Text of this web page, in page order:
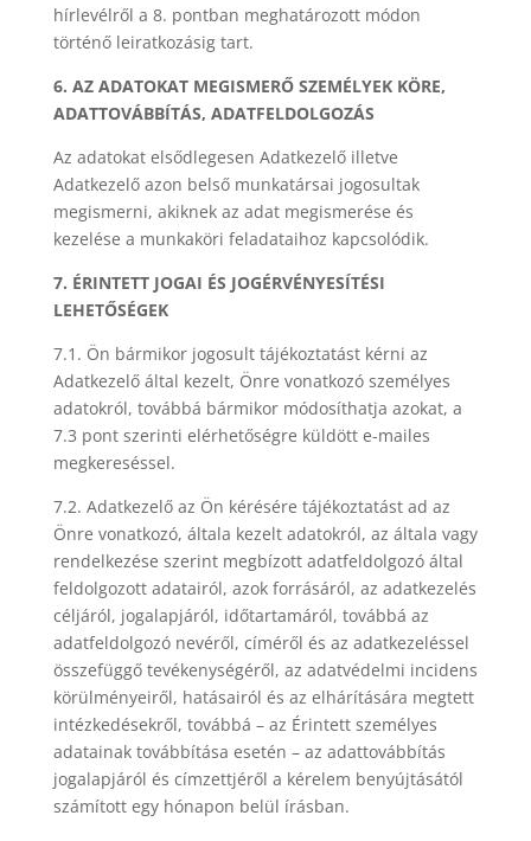
hírlevélről a 8. pontban meghatározott módon
történő leiratkozásig tart.
6. AZ ADATOKAT MEGISMERŐ SZEMÉLYEK KÖRE,
ADATTOVÁBBÍTÁS, ADATFELDOLGOZÁS
Az adatokat elsődlegesen Adatkezelő illetve
Adatkezelő azon belső munkatársai jogosultak
megismerni, akiknek az adat megismerése és
kezelése a munkaköri feladataihoz kapcsolódik.
7. ÉRINTETT JOGAI ÉS JOGÉRVÉNYESÍTÉSI
LEHETŐSÉGEK
7.1. Ön bármikor jogosult tájékoztatást kérni az
Adatkezelő által kezelt, Önre vonatkozó személyes
adatokról, továbbá bármikor módosíthatja azokat, a
7.3 pont szerinti elérhetőségre küldött e-mailes
megkereséssel.
7.2. Adatkezelő az Ön kérésére tájékoztatást ad az
Önre vonatkozó, általa kezelt adatokról, az általa vagy
rendelkezése szerint megbízott adatfeldolgozó által
feldolgozott adatairól, azok forrásáról, az adatkezelés
céljáról, jogalapjáról, időtartamáról, továbbá az
adatfeldolgozó nevéről, címéről és az adatkezeléssel
összefüggő tevékenységéről, az adatvédelmi incidens
körülményeiről, hatásairól és az elhárítására megtett
intézkedésekről, továbbá – az Érintett személyes
adatainak továbbítása esetén – az adattovábbítás
jogalapjáról és címzettjéről a kérelem benyújtásától
számított egy hónapon belül írásban.